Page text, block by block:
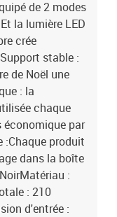
de 2 modes
la lumière LED
crée
stable :
de Noël une
: la
chaque
économique par
:Chaque produit
dans la boîte
:
: 210
d'entrée :